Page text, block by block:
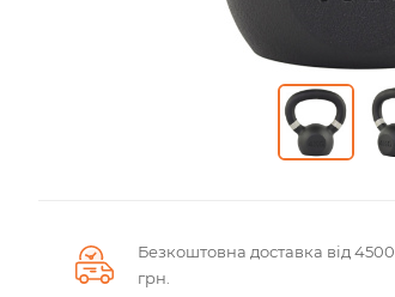
Безкоштовна доставка від 4500
грн.